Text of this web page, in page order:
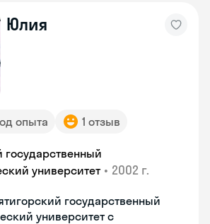
Юлия
опыта 1 отзыв
государственный
университет • 2002 г.
государственный
университет с